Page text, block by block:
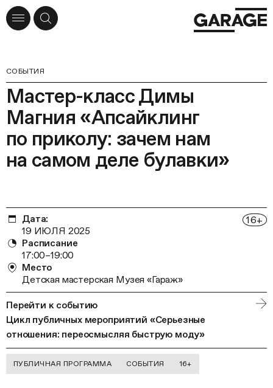
СОБЫТИЯ
Мастер-класс Димы
Магния «Апсайклинг
по приколу: зачем нам
на самом деле булавки»
16+
Дата:
19 ИЮЛЯ 2025
Расписание
17:00–19:00
Место
Детская мастерская Музея «Гараж»
Перейти к событию
Цикл публичных мероприятий «Серьезные
отношения: переосмысляя быструю моду»
ПУБЛИЧНАЯ ПРОГРАММА СОБЫТИЯ 16+